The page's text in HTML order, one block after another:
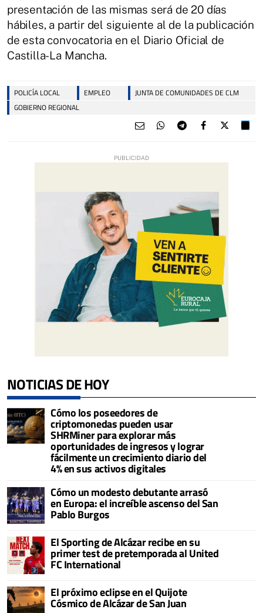
presentación de las mismas será de 20 días
hábiles, a partir del siguiente al de la publicación
de esta convocatoria en el Diario Oficial de
Castilla-La Mancha.
POLICÍA LOCAL EMPLEO
JUNTA DE COMUNIDADES DE CLM
GOBIERNO REGIONAL
NOTICIAS DE HOY
Cómo los poseedores de
criptomonedas pueden usar
SHRMiner para explorar más
oportunidades de ingresos y lograr
fácilmente un crecimiento diario del
4% en sus activos digitales
Cómo un modesto debutante arrasó
en Europa: el increíble ascenso del San
Pablo Burgos
El Sporting de Alcázar recibe en su
primer test de pretemporada al United
FC International
El próximo eclipse en el Quijote
Cósmico de Alcázar de San Juan